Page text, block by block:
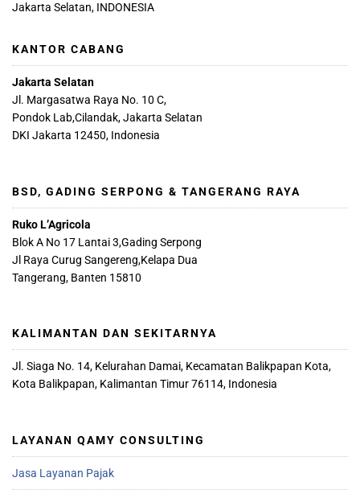
Jakarta Selatan, INDONESIA
KANTOR CABANG
Jakarta Selatan
Jl. Margasatwa Raya No. 10 C,
Pondok Lab,Cilandak, Jakarta Selatan
DKI Jakarta 12450, Indonesia
BSD, GADING SERPONG & TANGERANG RAYA
Ruko L’Agricola
Blok A No 17 Lantai 3,Gading Serpong
Jl Raya Curug Sangereng,Kelapa Dua
Tangerang, Banten 15810
KALIMANTAN DAN SEKITARNYA
Jl. Siaga No. 14, Kelurahan Damai, Kecamatan Balikpapan Kota,
Kota Balikpapan, Kalimantan Timur 76114, Indonesia
LAYANAN QAMY CONSULTING
Jasa Layanan Pajak